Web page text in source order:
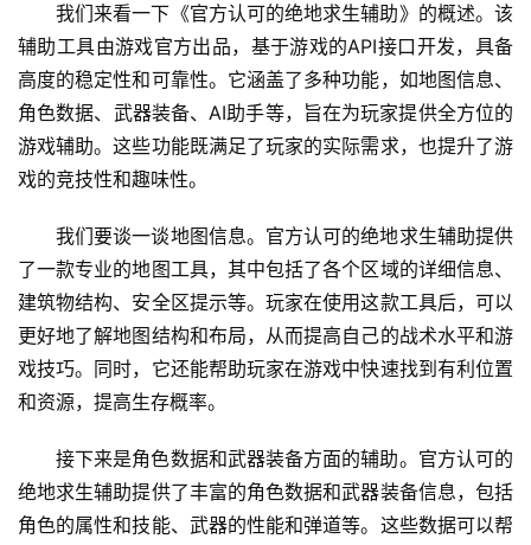
我们来看一下《官方认可的绝地求生辅助》的概述。该
辅助工具由游戏官方出品，基于游戏的API接口开发，具备
高度的稳定性和可靠性。它涵盖了多种功能，如地图信息、
角色数据、武器装备、AI助手等，旨在为玩家提供全方位的
游戏辅助。这些功能既满足了玩家的实际需求，也提升了游
戏的竞技性和趣味性。
我们要谈一谈地图信息。官方认可的绝地求生辅助提供
了一款专业的地图工具，其中包括了各个区域的详细信息、
建筑物结构、安全区提示等。玩家在使用这款工具后，可以
更好地了解地图结构和布局，从而提高自己的战术水平和游
戏技巧。同时，它还能帮助玩家在游戏中快速找到有利位置
和资源，提高生存概率。
接下来是角色数据和武器装备方面的辅助。官方认可的
绝地求生辅助提供了丰富的角色数据和武器装备信息，包括
角色的属性和技能、武器的性能和弹道等。这些数据可以帮